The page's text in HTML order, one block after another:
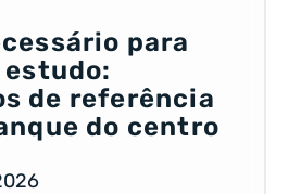
para
de referência
do centro